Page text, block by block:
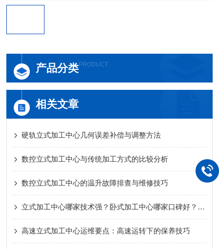
产品分类PRODUCT
相关文章
硬轨立式加工中心几何误差补偿与调整方法
数控立式加工中心与传统加工方式的比较分析
数控立式加工中心的温升故障排查与维修技巧
立式加工中心哪家技术强？卧式加工中心哪家口碑好？龙门加工中心哪个品牌售后服务好？
高速立式加工中心运维要点：高速运转下的保养技巧